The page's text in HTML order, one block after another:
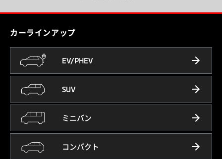
カーラインアップ
EV/PHEV
SUV
ミニバン
コンパクト